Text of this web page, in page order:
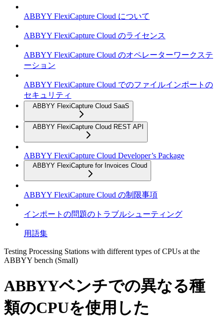
ABBYY FlexiCapture Cloud について
ABBYY FlexiCapture Cloud のライセンス
ABBYY FlexiCapture Cloud のオペレーターワークステ
ーション
ABBYY FlexiCapture Cloud でのファイルインポートの
セキュリティ
ABBYY FlexiCapture Cloud SaaS
ABBYY FlexiCapture Cloud REST API
ABBYY FlexiCapture Cloud Developer’s Package
ABBYY FlexiCapture for Invoices Cloud
ABBYY FlexiCapture Cloud の制限事項
インポートの問題のトラブルシューティング
用語集
Testing Processing Stations with different types of CPUs at the
ABBYY bench (Small)
ABBYYベンチでの異なる種
類のCPUを使用した